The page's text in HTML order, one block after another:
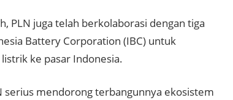
PLN juga telah berkolaborasi dengan tiga
Battery Corporation (IBC) untuk
ke pasar Indonesia.
serius mendorong terbangunnya ekosistem